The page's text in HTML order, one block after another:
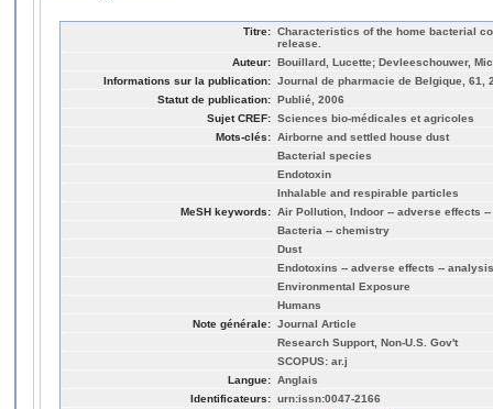
Titre: Characteristics of the home bacterial
release.
Auteur: Bouillard, Lucette; Devleeschouwer,
Informations sur la publication: Journal de pharmacie de Belgique, 61,
Statut de publication: Publié, 2006
Sujet CREF: Sciences bio-médicales et agricoles
Mots-clés: Airborne and settled house dust
Bacterial species
Endotoxin
Inhalable and respirable particles
MeSH keywords: Air Pollution, Indoor -- adverse effects
Bacteria -- chemistry
Dust
Endotoxins -- adverse effects -- analysis
Environmental Exposure
Humans
Note générale: Journal Article
Research Support, Non-U.S. Gov't
SCOPUS: ar.j
Langue: Anglais
Identificateurs: urn:issn:0047-2166